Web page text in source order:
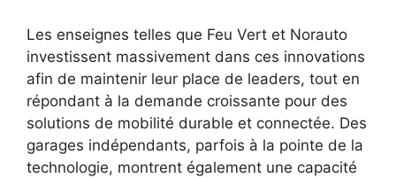
Les enseignes telles que Feu Vert et Norauto
investissent massivement dans ces innovations
afin de maintenir leur place de leaders, tout en
répondant à la demande croissante pour des
solutions de mobilité durable et connectée. Des
garages indépendants, parfois à la pointe de la
technologie, montrent également une capacité